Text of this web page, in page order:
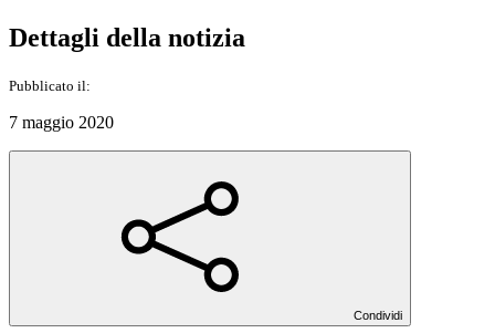
Dettagli della notizia
Pubblicato il:
7 maggio 2020
Condividi